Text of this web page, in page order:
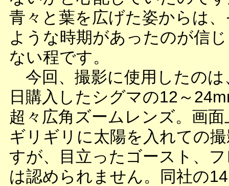
青々と葉を広げた姿からは
ような時期があったのが信
ない程です。
今回、撮影に使用したのは
日購入したシグマの12～
超々広角ズームレンズ。画面
ギリギリに太陽を入れての
すが、目立ったゴースト、
は認められません。同社の